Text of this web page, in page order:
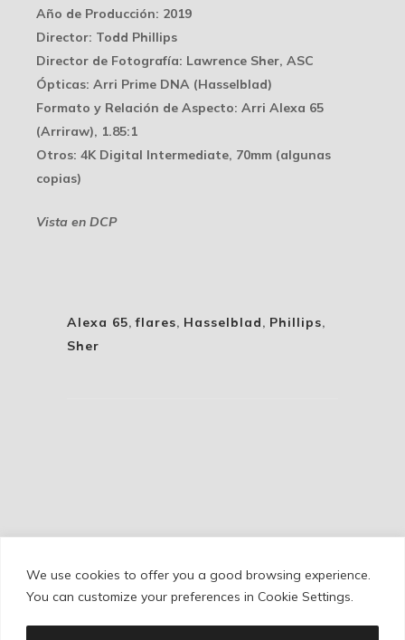
We use cookies to offer you a good browsing experience.
You can customize your preferences in Cookie Settings.
Año de Producción: 2019
Director: Todd Phillips
Director de Fotografía: Lawrence Sher, ASC
Ópticas: Arri Prime DNA (Hasselblad)
Formato y Relación de Aspecto: Arri Alexa 65
(Arriraw), 1.85:1
Otros: 4K Digital Intermediate, 70mm (algunas
copias)
Vista en DCP
Alexa 65,flares, Hasselblad, Phillips,
Sher
Cookie Policy/Privacy Policy /Legal Warning